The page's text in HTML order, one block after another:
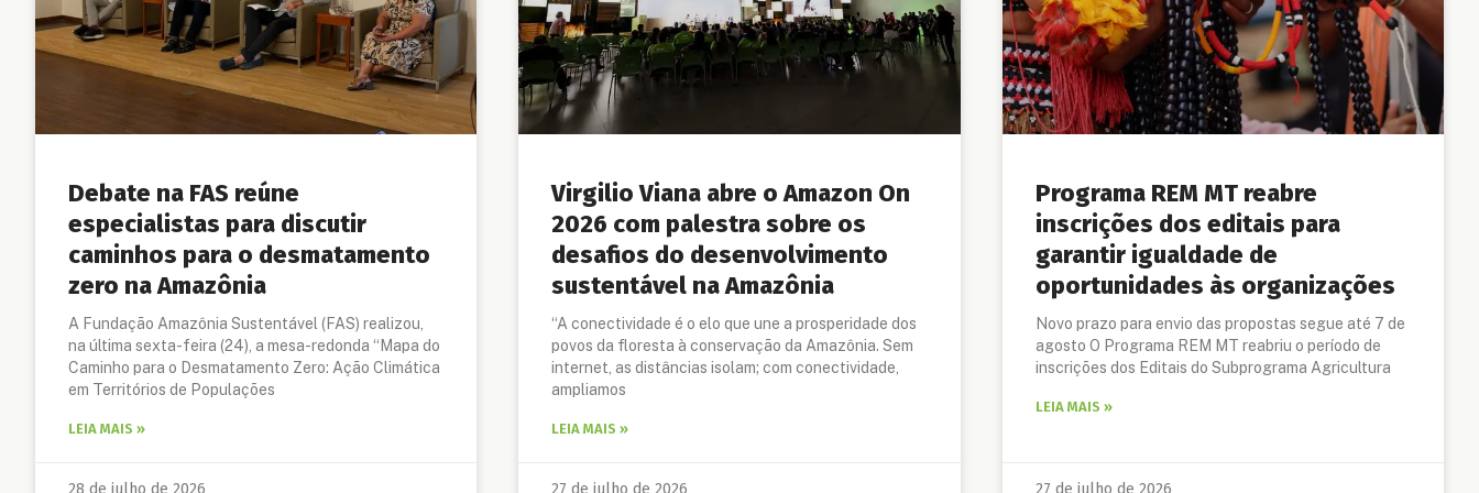
Debate na FAS reúne
especialistas para discutir
caminhos para o desmatamento
zero na Amazônia
A Fundação Amazônia Sustentável (FAS) realizou,
na última sexta-feira (24), a mesa-redonda “Mapa do
Caminho para o Desmatamento Zero: Ação Climática
em Territórios de Populações
LEIA MAIS »
Virgilio Viana abre o Amazon On
2026 com palestra sobre os
desafios do desenvolvimento
sustentável na Amazônia
“A conectividade é o elo que une a prosperidade dos
povos da floresta à conservação da Amazônia. Sem
internet, as distâncias isolam; com conectividade,
ampliamos
LEIA MAIS »
Programa REM MT reabre
inscrições dos editais para
garantir igualdade de
oportunidades às organizações
Novo prazo para envio das propostas segue até 7 de
agosto O Programa REM MT reabriu o período de
inscrições dos Editais do Subprograma Agricultura
LEIA MAIS »